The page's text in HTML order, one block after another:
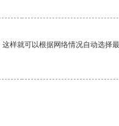
样就可以根据网络情况自动选择